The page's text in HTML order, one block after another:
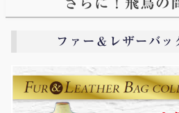
ファー＆レザーバッ